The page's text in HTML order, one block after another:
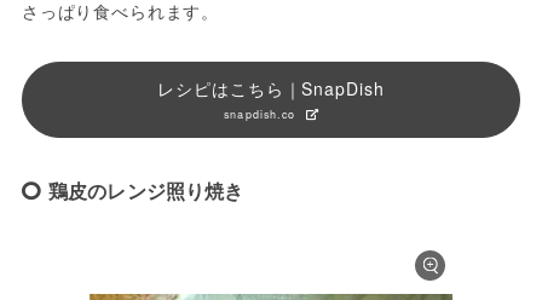
さっぱり食べられます。
レシピはこちら｜SnapDish
snapdish.co
鶏皮のレンジ照り焼き